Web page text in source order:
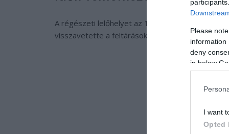
Please
information
deny
in below
I want
Opted
A régészeti lelőhelyet az 1930-as években
visszavetette a feltárásokat, amelyek egészen